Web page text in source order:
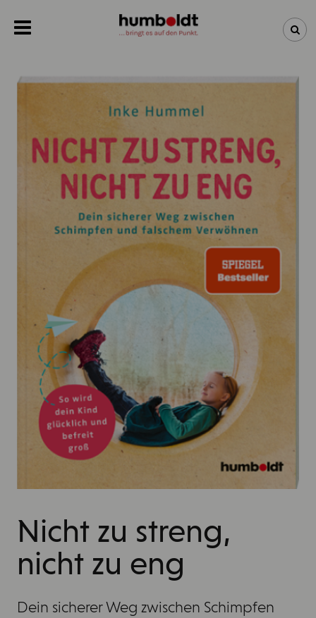
NEUHEITEN
BÜCHER
ÜBER UNS
Nicht zu streng,
nicht zu eng
Dein sicherer Weg zwischen Schimpfen